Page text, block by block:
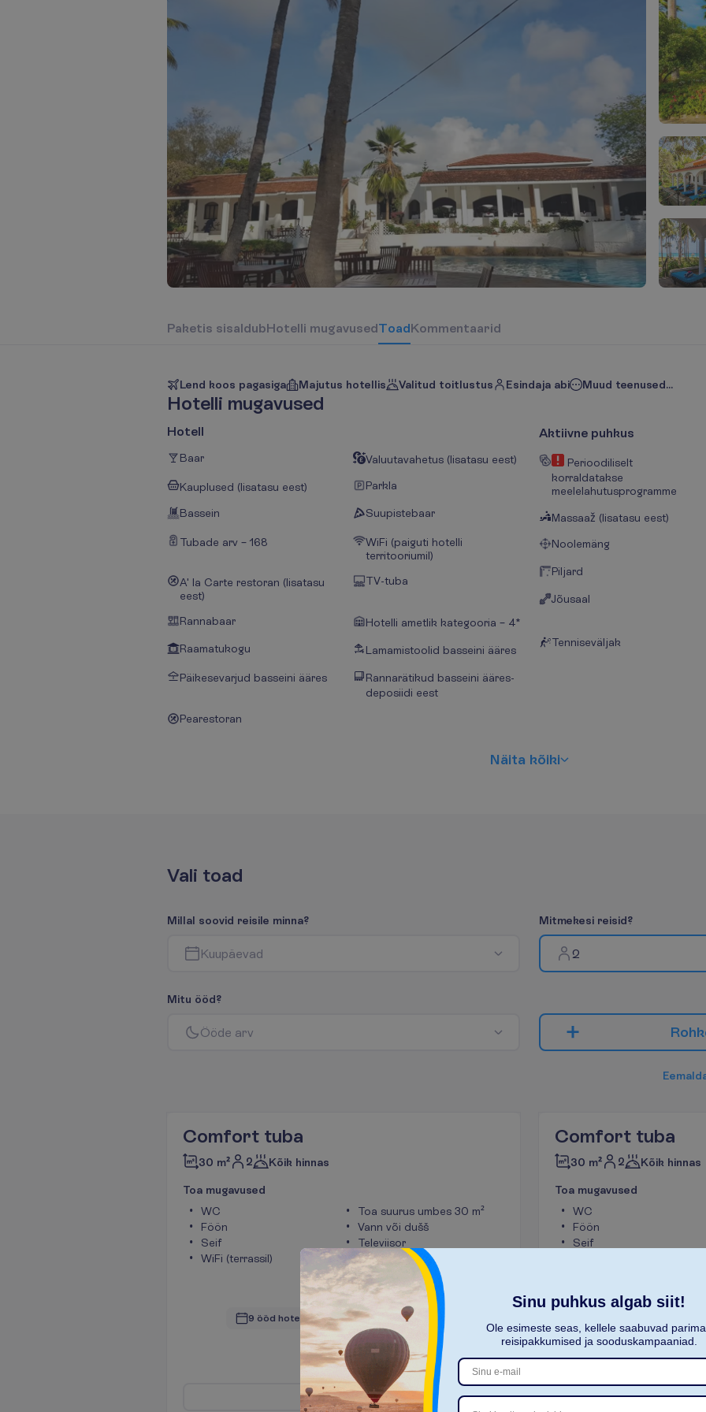
Paketis sisaldubHotelli mugavusedToadKommentaarid
Lend koos pagasiga Majutus hotellis Valitud toitlustus Esindaja abi Muud teenused...
Hotelli mugavused
Hotell
Baar Valuutavahetus (lisatasu eest)
Kauplused (lisatasu eest) Parkla
Bassein Suupistebaar
Tubade arv – 168
WiFi (paiguti hotelli
territooriumil)
A' la Carte restoran (lisatasu
eest)
TV-tuba
Rannabaar Hotelli ametlik kategooria – 4*
Raamatukogu Lamamistoolid basseini ääres
Päikesevarjud basseini ääres
Rannarätikud basseini ääres-
deposiidi eest
Pearestoran
Aktiivne puhkus
Perioodiliselt
korraldatakse
meelelahutusprogramme
Massaaž (lisatasu eest)
Noolemäng
Piljard
Jõusaal
Tenniseväljak
Näita kõiki
Vali toad
Millal soovid reisile minna?
Kuupäevad
Mitmekesi reisid?
2
Mitu ööd?
Ööde arv Rohk
Eemald
Comfort tuba
30 m² 2 Kõik hinnas
Toa mugavused
WC
Föön
Seif
WiFi (terrassil)
Toa suurus umbes 30 m²
Vann või dušš
Televiisor
Tee ja kohvi tegemise
võimalus
Vaata
9 ööd hotellis (10 ööd kokku) 11.12.2026 21.12.2026
K o kk 2639.00
Kok 5278.00 €/pakett
Len fo
Comfort tuba
30 m² 2 Kõik hinnas
Toa mugavused
WC
Föön
Seif
L
Sinu puhkus algab siit!
Ole esimeste seas, kellele saabuvad
reisipakkumised ja sooduskampaaniad.